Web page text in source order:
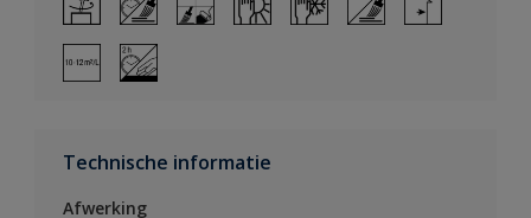
Technische informatie
Afwerking